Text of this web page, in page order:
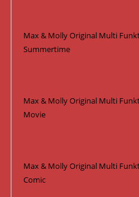
Max & Molly Original Multi
Summertime
Max & Molly Original Multi
Movie
Max & Molly Original Multi
Comic